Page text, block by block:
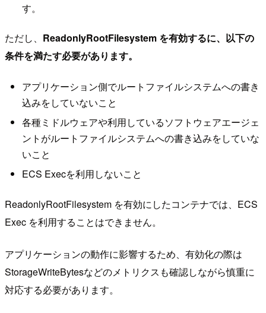
す。
ただし、 ReadonlyRootFilesystem を有効するに、以下の
条件を満たす必要があります。
アプリケーション側でルートファイルシステムへの書き
込みをしていないこと
各種ミドルウェアや利用しているソフトウェアエージェ
ントがルートファイルシステムへの書き込みをしていな
いこと
ECS Execを利用しないこと
ReadonlyRootFilesystem を有効にしたコンテナでは、ECS
Exec を利用することはできません。
アプリケーションの動作に影響するため、有効化の際は
StorageWriteBytesなどのメトリクスも確認しながら慎重に
対応する必要があります。